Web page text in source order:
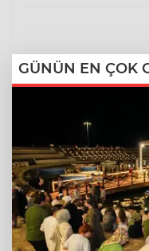
GÜNÜN EN ÇOK